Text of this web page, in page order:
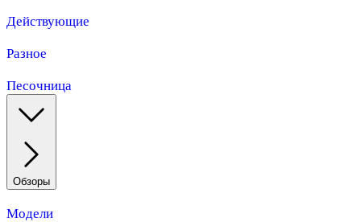
Действующие
Разное
Песочница
Обзоры
Модели